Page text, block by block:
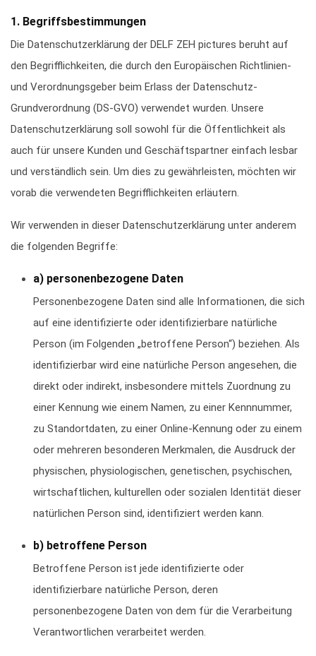
1. Begriffsbestimmungen
Die Datenschutzerklärung der DELF ZEH pictures beruht auf
den Begrifflichkeiten, die durch den Europäischen Richtlinien-
und Verordnungsgeber beim Erlass der Datenschutz-
Grundverordnung (DS-GVO) verwendet wurden. Unsere
Datenschutzerklärung soll sowohl für die Öffentlichkeit als
auch für unsere Kunden und Geschäftspartner einfach lesbar
und verständlich sein. Um dies zu gewährleisten, möchten wir
vorab die verwendeten Begrifflichkeiten erläutern.
Wir verwenden in dieser Datenschutzerklärung unter anderem
die folgenden Begriffe:
a) personenbezogene Daten
Personenbezogene Daten sind alle Informationen, die sich
auf eine identifizierte oder identifizierbare natürliche
Person (im Folgenden „betroffene Person“) beziehen. Als
identifizierbar wird eine natürliche Person angesehen, die
direkt oder indirekt, insbesondere mittels Zuordnung zu
einer Kennung wie einem Namen, zu einer Kennnummer,
zu Standortdaten, zu einer Online-Kennung oder zu einem
oder mehreren besonderen Merkmalen, die Ausdruck der
physischen, physiologischen, genetischen, psychischen,
wirtschaftlichen, kulturellen oder sozialen Identität dieser
natürlichen Person sind, identifiziert werden kann.
b) betroffene Person
Betroffene Person ist jede identifizierte oder
identifizierbare natürliche Person, deren
personenbezogene Daten von dem für die Verarbeitung
Verantwortlichen verarbeitet werden.